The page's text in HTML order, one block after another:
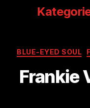
BLUE-EYED SOUL
Frankie